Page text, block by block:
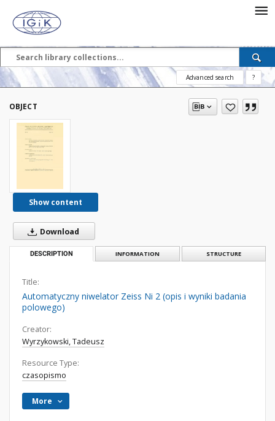
Advanced search ?
OBJECT
Show content
Download
DESCRIPTION INFORMATION STRUCTURE
Title:
Automatyczny niwelator Zeiss Ni 2 (opis i wyniki badania
polowego)
Creator:
Wyrzykowski, Tadeusz
Resource Type:
czasopismo
More